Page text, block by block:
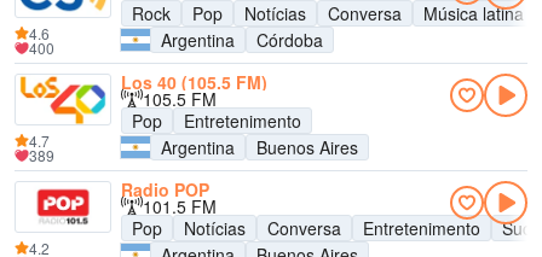
Rock
Pop Notícias Conversa
Música latina
Argentina
Córdoba
4.6
400
Los 40 (105.5 FM)
105.5 FM
Pop
Entretenimento
Argentina
Buenos Aires
4.7
389
Radio POP
101.5 FM
Pop
Notícias Conversa Entretenimento
4.2